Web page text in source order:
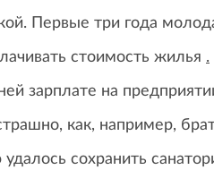
Первые три года
стоимость жилья .
зарплате на
как, например,
сохранить